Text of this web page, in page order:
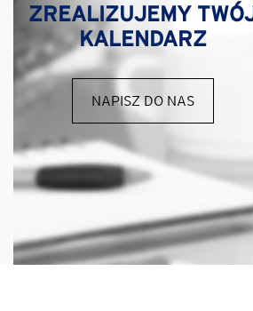
ZREALIZUJEMY
KALENDARZ
NAPISZ DO NAS